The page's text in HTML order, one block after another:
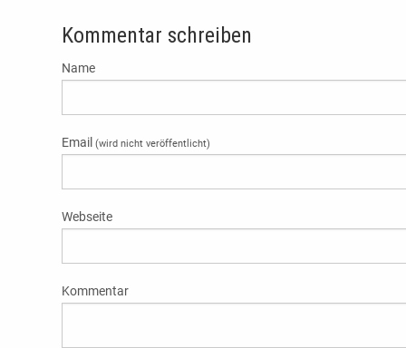
Kommentar schreiben
Name
Email (wird nicht veröffentlicht)
Webseite
Kommentar